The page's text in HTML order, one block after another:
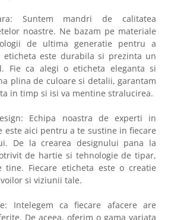
Suntem mandri de calitatea
noastre. Ne bazam pe materiale
de ultima generatie pentru a
eticheta este durabila si prezinta un
Fie ca alegi o eticheta eleganta si
plina de culoare si detalii, garantam
in timp si isi va mentine stralucirea.
Echipa noastra de experti in
este aici pentru a te sustine in fiecare
De la crearea designului pana la
de hartie si tehnologie de tipar,
Fiecare eticheta este o creatie
si viziunii tale.
Intelegem ca fiecare afacere are
De aceea, oferim o gama variata